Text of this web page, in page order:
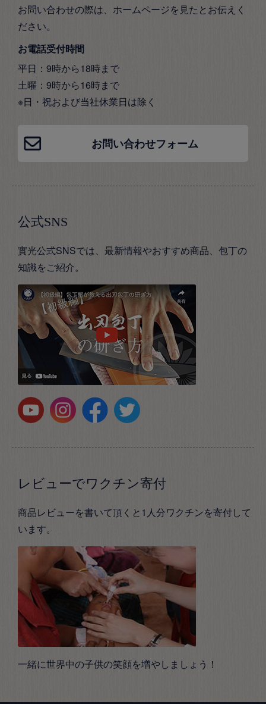
お問い合わせの際は、ホームページを見たとお伝えく
ださい。
お電話受付時間
平日：9時から18時まで
土曜：9時から16時まで
※日・祝および当社休業日は除く
お問い合わせフォーム
公式SNS
實光公式SNSでは、最新情報やおすすめ商品、包丁の
知識をご紹介。
レビューでワクチン寄付
商品レビューを書いて頂くと1人分ワクチンを寄付して
います。
一緒に世界中の子供の笑顔を増やしましょう！